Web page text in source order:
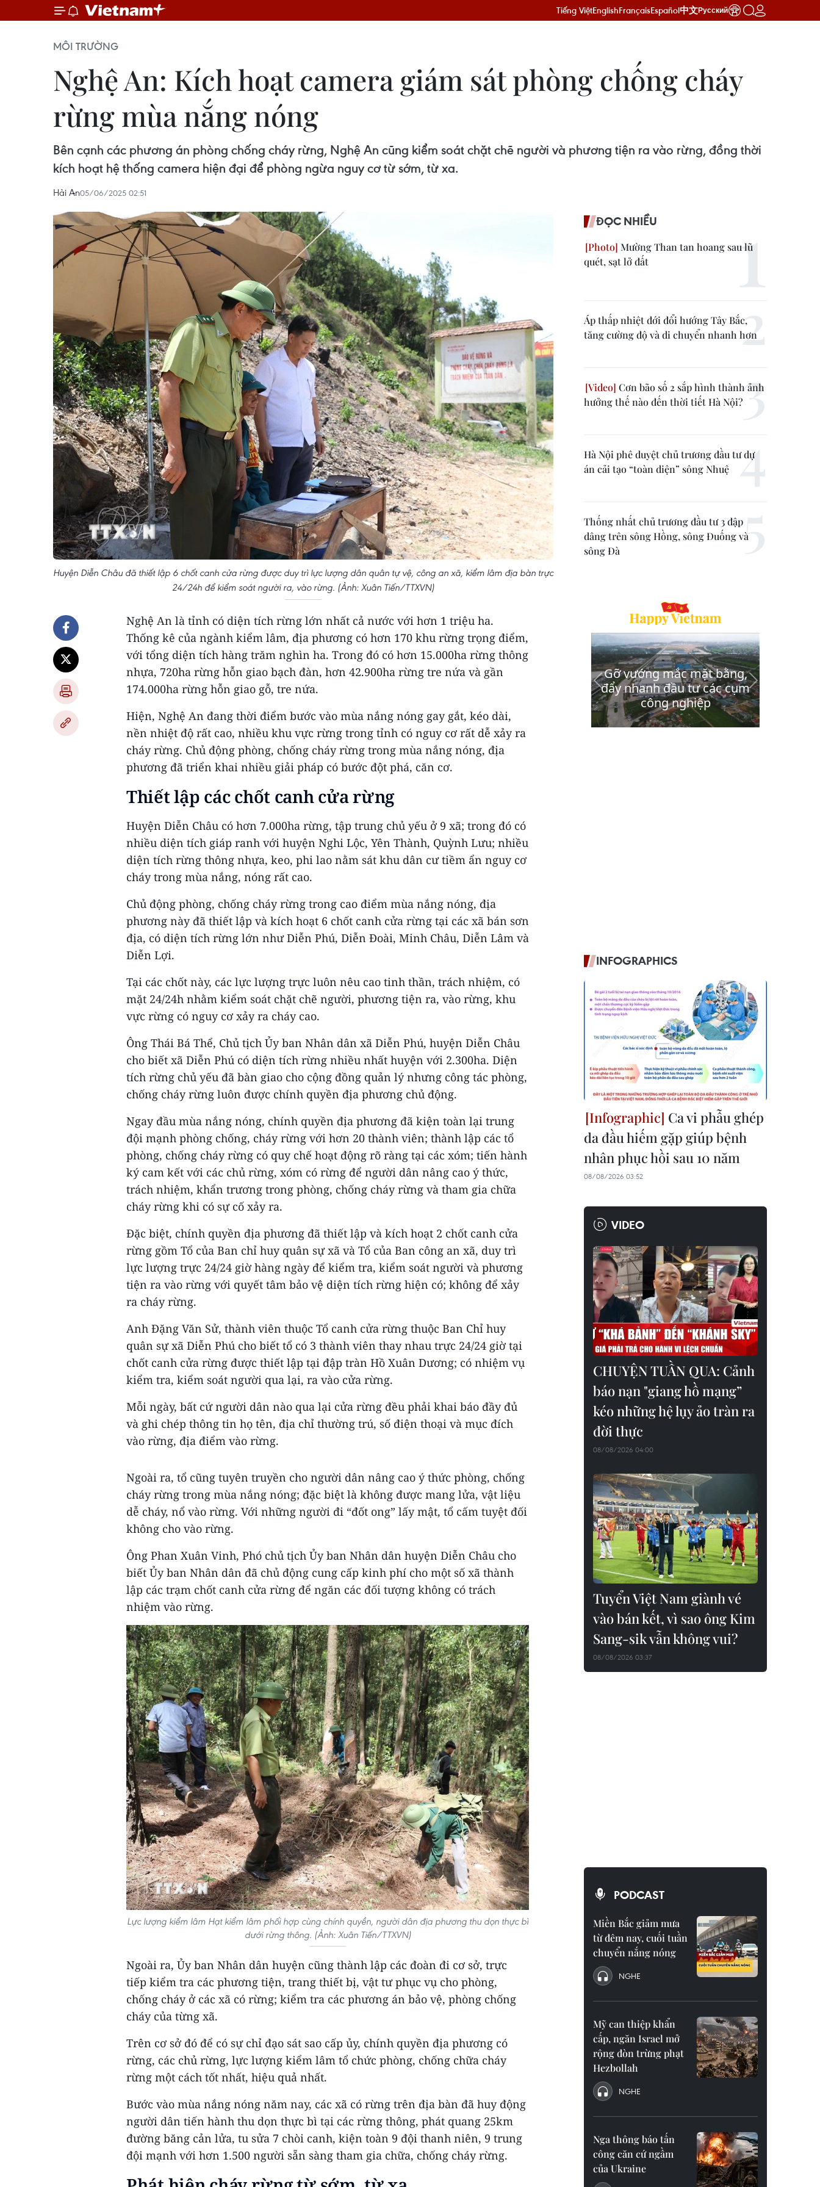
Tiếng ViệtEnglishFrançaisEspañol中文Русский
MÔI TRƯỜNG
Nghệ An: Kích hoạt camera giám sát phòng chống cháy
rừng mùa nắng nóng
Bên cạnh các phương án phòng chống cháy rừng, Nghệ An cũng kiểm soát chặt chẽ người và phương tiện ra vào rừng, đồng thời
kích hoạt hệ thống camera hiện đại để phòng ngừa nguy cơ từ sớm, từ xa.
Hải An05/06/2025 02:51
Huyện Diễn Châu đã thiết lập 6 chốt canh cửa rừng được duy trì lực lượng dân quân tự vệ, công an xã, kiểm lâm địa bàn trực
24/24h để kiểm soát người ra, vào rừng. (Ảnh: Xuân Tiến/TTXVN)
Nghệ An là tỉnh có diện tích rừng lớn nhất cả nước với hơn 1 triệu ha.
Thống kê của ngành kiểm lâm, địa phương có hơn 170 khu rừng trọng điểm,
với tổng diện tích hàng trăm nghìn ha. Trong đó có hơn 15.000ha rừng thông
nhựa, 720ha rừng hỗn giao bạch đàn, hơn 42.900ha rừng tre nứa và gần
174.000ha rừng hỗn giao gỗ, tre nứa.
Hiện, Nghệ An đang thời điểm bước vào mùa nắng nóng gay gắt, kéo dài,
nền nhiệt độ rất cao, nhiều khu vực rừng trong tỉnh có nguy cơ rất dễ xảy ra
cháy rừng. Chủ động phòng, chống cháy rừng trong mùa nắng nóng, địa
phương đã triển khai nhiều giải pháp có bước đột phá, căn cơ.
Thiết lập các chốt canh cửa rừng
Huyện Diễn Châu có hơn 7.000ha rừng, tập trung chủ yếu ở 9 xã; trong đó có
nhiều diện tích giáp ranh với huyện Nghi Lộc, Yên Thành, Quỳnh Lưu; nhiều
diện tích rừng thông nhựa, keo, phi lao nằm sát khu dân cư tiềm ẩn nguy cơ
cháy trong mùa nắng, nóng rất cao.
Chủ động phòng, chống cháy rừng trong cao điểm mùa nắng nóng, địa
phương này đã thiết lập và kích hoạt 6 chốt canh cửa rừng tại các xã bán sơn
địa, có diện tích rừng lớn như Diễn Phú, Diễn Đoài, Minh Châu, Diễn Lâm và
Diễn Lợi.
Tại các chốt này, các lực lượng trực luôn nêu cao tinh thần, trách nhiệm, có
mặt 24/24h nhằm kiểm soát chặt chẽ người, phương tiện ra, vào rừng, khu
vực rừng có nguy cơ xảy ra cháy cao.
Ông Thái Bá Thể, Chủ tịch Ủy ban Nhân dân xã Diễn Phú, huyện Diễn Châu
cho biết xã Diễn Phú có diện tích rừng nhiều nhất huyện với 2.300ha. Diện
tích rừng chủ yếu đã bàn giao cho cộng đồng quản lý nhưng công tác phòng,
chống cháy rừng luôn được chính quyền địa phương chủ động.
Ngay đầu mùa nắng nóng, chính quyền địa phương đã kiện toàn lại trung
đội mạnh phòng chống, cháy rừng với hơn 20 thành viên; thành lập các tổ
phòng, chống cháy rừng có quy chế hoạt động rõ ràng tại các xóm; tiến hành
ký cam kết với các chủ rừng, xóm có rừng để người dân nâng cao ý thức,
trách nhiệm, khẩn trương trong phòng, chống cháy rừng và tham gia chữa
cháy rừng khi có sự cố xảy ra.
Đặc biệt, chính quyền địa phương đã thiết lập và kích hoạt 2 chốt canh cửa
rừng gồm Tổ của Ban chỉ huy quân sự xã và Tổ của Ban công an xã, duy trì
lực lượng trực 24/24 giờ hàng ngày để kiểm tra, kiểm soát người và phương
tiện ra vào rừng với quyết tâm bảo vệ diện tích rừng hiện có; không để xảy
ra cháy rừng.
Anh Đặng Văn Sử, thành viên thuộc Tổ canh cửa rừng thuộc Ban Chỉ huy
quân sự xã Diễn Phú cho biết tổ có 3 thành viên thay nhau trực 24/24 giờ tại
chốt canh cửa rừng được thiết lập tại đập tràn Hồ Xuân Dương; có nhiệm vụ
kiểm tra, kiểm soát người qua lại, ra vào cửa rừng.
Mỗi ngày, bất cứ người dân nào qua lại cửa rừng đều phải khai báo đầy đủ
và ghi chép thông tin họ tên, địa chỉ thường trú, số điện thoại và mục đích
vào rừng, địa điểm vào rừng.
Ngoài ra, tổ cũng tuyên truyền cho người dân nâng cao ý thức phòng, chống
cháy rừng trong mùa nắng nóng; đặc biệt là không được mang lửa, vật liệu
dễ cháy, nổ vào rừng. Với những người đi “đốt ong” lấy mật, tổ cấm tuyệt đối
không cho vào rừng.
Ông Phan Xuân Vinh, Phó chủ tịch Ủy ban Nhân dân huyện Diễn Châu cho
biết Ủy ban Nhân dân đã chủ động cung cấp kinh phí cho một số xã thành
lập các trạm chốt canh cửa rừng để ngăn các đối tượng không có trách
nhiệm vào rừng.
Lực lượng kiểm lâm Hạt kiểm lâm phối hợp cùng chính quyền, người dân địa phương thu dọn thực bì
dưới rừng thông. (Ảnh: Xuân Tiến/TTXVN)
Ngoài ra, Ủy ban Nhân dân huyện cũng thành lập các đoàn đi cơ sở, trực
tiếp kiểm tra các phương tiện, trang thiết bị, vật tư phục vụ cho phòng,
chống cháy ở các xã có rừng; kiểm tra các phương án bảo vệ, phòng chống
cháy của từng xã.
Trên cơ sở đó để có sự chỉ đạo sát sao cấp ủy, chính quyền địa phương có
rừng, các chủ rừng, lực lượng kiểm lâm tổ chức phòng, chống chữa cháy
rừng một cách tốt nhất, hiệu quả nhất.
Bước vào mùa nắng nóng năm nay, các xã có rừng trên địa bàn đã huy động
người dân tiến hành thu dọn thực bì tại các rừng thông, phát quang 25km
đường băng cản lửa, tu sửa 7 chòi canh, kiện toàn 9 đội thanh niên, 9 trung
đội mạnh với hơn 1.500 người sẵn sàng tham gia chữa, chống cháy rừng.
ĐỌC NHIỀU
Mường Than tan hoang sau lũ
quét, sạt lở đất
Áp thấp nhiệt đới đổi hướng Tây Bắc,
tăng cường độ và di chuyển nhanh hơn
Cơn bão số 2 sắp hình thành ảnh
hưởng thế nào đến thời tiết Hà Nội?
Hà Nội phê duyệt chủ trương đầu tư dự
án cải tạo “toàn diện” sông Nhuệ
Thống nhất chủ trương đầu tư 3 đập
dâng trên sông Hồng, sông Đuống và
sông Đà
INFOGRAPHICS
Ca vi phẫu ghép
da đầu hiếm gặp giúp bệnh
nhân phục hồi sau 10 năm
08/08/2026 03:52
VIDEO
CHUYỆN TUẦN QUA: Cảnh
báo nạn "giang hồ mạng”
kéo những hệ lụy ảo tràn ra
đời thực
08/08/2026 04:00
Tuyển Việt Nam giành vé
vào bán kết, vì sao ông Kim
Sang-sik vẫn không vui?
08/08/2026 03:37
PODCAST
Miền Bắc giảm mưa
từ đêm nay, cuối tuần
chuyển nắng nóng
NGHE
Mỹ can thiệp khẩn
cấp, ngăn Israel mở
rộng đòn trừng phạt
Hezbollah
NGHE
Nga thông báo tấn
công căn cứ ngầm
của Ukraine